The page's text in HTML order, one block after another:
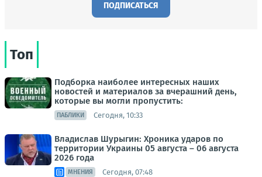
ПОДПИСАТЬСЯ
Топ
Подборка наиболее интересных наших
новостей и материалов за вчерашний день,
которые вы могли пропустить:
ПАБЛИКИ Сегодня, 10:33
Владислав Шурыгин: Хроника ударов по
территории Украины 05 августа – 06 августа
2026 года
МНЕНИЯ Сегодня, 07:48